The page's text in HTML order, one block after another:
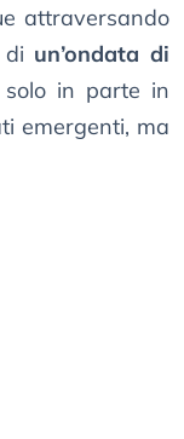
attraversando
un’ondata di
in parte in
emergenti, ma